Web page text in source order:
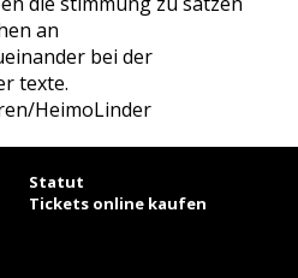
an
bei der
texte.
HeimoLinder
Statut
Tickets online kaufen